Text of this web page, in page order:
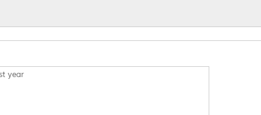
year